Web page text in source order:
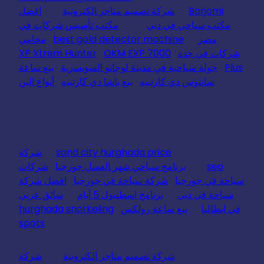
Borjomi
شركة تصميم متاجر الكترونية
افضل
مكتب سياحي في دبي
مكتب تأسيس شركات في
مصر
best gold detector machine
محامي
شركات في جدة
XP Xtrem Hunter OKM EXP 7000
Plus
جولة سياحية في مدينة لوجانو السويسرية
بيع ساعة
سانتوس دي كارتييه
بيع باشا دي كارتييه أنواع البن
sand city hurghada price
شركة
seo
برنامج سياحي شهر العسل جورجيا
شركات
سياحة في جورجيا
شركة سياحة في جورجيا
افضل شركة
سياحة في دبي
برنامج اسطنبول 5 أيام
سائق عربي
في ايطاليا
بيع ساعة رولكس
hurghada snorkeling
spots
شركة تصميم متاجر الكترونية
شركة